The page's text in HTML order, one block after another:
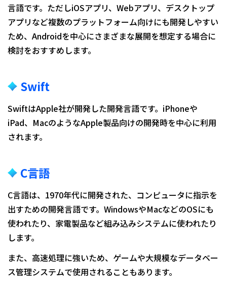
言語です。ただしiOSアプリ、Webアプリ、デスクトップ
アプリなど複数のプラットフォーム向けにも開発しやすい
ため、Androidを中心にさまざまな展開を想定する場合に
検討をおすすめします。
Swift
SwiftはApple社が開発した開発言語です。iPhoneや
iPad、MacのようなApple製品向けの開発時を中心に利用
されます。
C言語
C言語は、1970年代に開発された、コンピュータに指示を
出すための開発言語です。WindowsやMacなどのOSにも
使われたり、家電製品など組み込みシステムに使われたり
します。
また、高速処理に強いため、ゲームや大規模なデータベー
ス管理システムで使用されることもあります。